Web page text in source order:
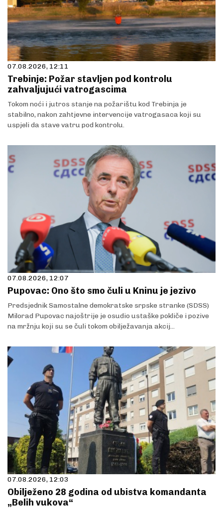
07.08.2026, 12:11
Trebinje: Požar stavljen pod kontrolu
zahvaljujući vatrogascima
Tokom noći i jutros stanje na požarištu kod Trebinja je
stabilno, nakon zahtjevne intervencije vatrogasaca koji su
uspjeli da stave vatru pod kontrolu.
07.08.2026, 12:07
Pupovac: Ono što smo čuli u Kninu je jezivo
Predsjednik Samostalne demokratske srpske stranke (SDSS)
Milorad Pupovac najoštrije je osudio ustaške pokliče i pozive
na mržnju koji su se čuli tokom obilježavanja akcij...
07.08.2026, 12:03
Obilježeno 28 godina od ubistva komandanta
„Belih vukova“